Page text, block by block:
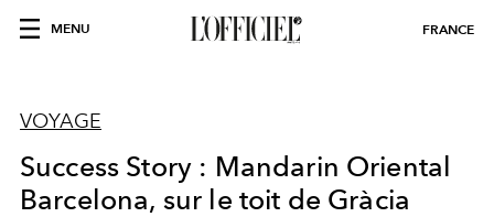
MENU FRANCE
VOYAGE
Success Story : Mandarin Oriental
Barcelona, sur le toit de Gràcia